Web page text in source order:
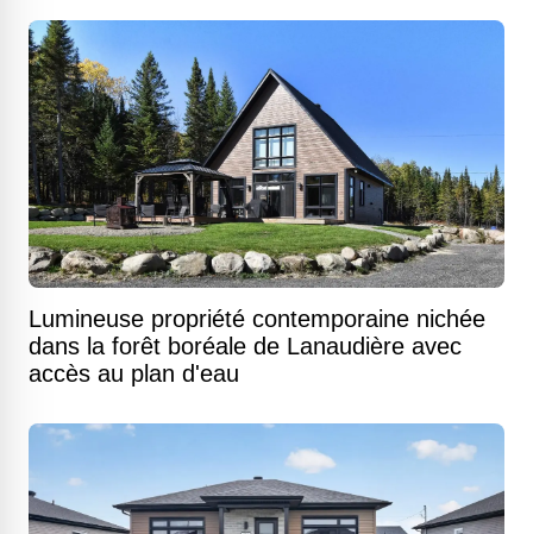
Lumineuse propriété contemporaine nichée
dans la forêt boréale de Lanaudière avec
accès au plan d'eau